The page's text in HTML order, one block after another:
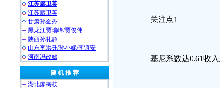
江苏廖卫英
江苏廖卫英
甘肃孙金秀
黑龙江贾瑞峰/贾俊伟
陕西孙礼静
山东李洪升/孙小妮/李镇安
河南冯改娣
随 机 推 荐
湖北廖梅枝
关注点1
基尼系数达0.61收入